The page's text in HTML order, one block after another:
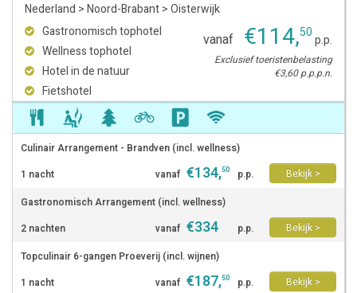
Nederland >Noord-Brabant>Oisterwijk
Gastronomisch tophotel
Wellness tophotel
Hotel in de natuur
Fietshotel
vanaf €114,50p.p.
Exclusief toeristenbelasting
€3,60 p.p.p.n.
Culinair Arrangement - Brandven (incl. wellness)
1 nacht
vanaf €134,50 p.p.
Bekijk >
Gastronomisch Arrangement (incl. wellness)
2 nachten
vanaf €334 p.p.
Bekijk >
Topculinair 6-gangen Proeverij (incl. wijnen)
1 nacht
vanaf €187,50 p.p.
Bekijk >